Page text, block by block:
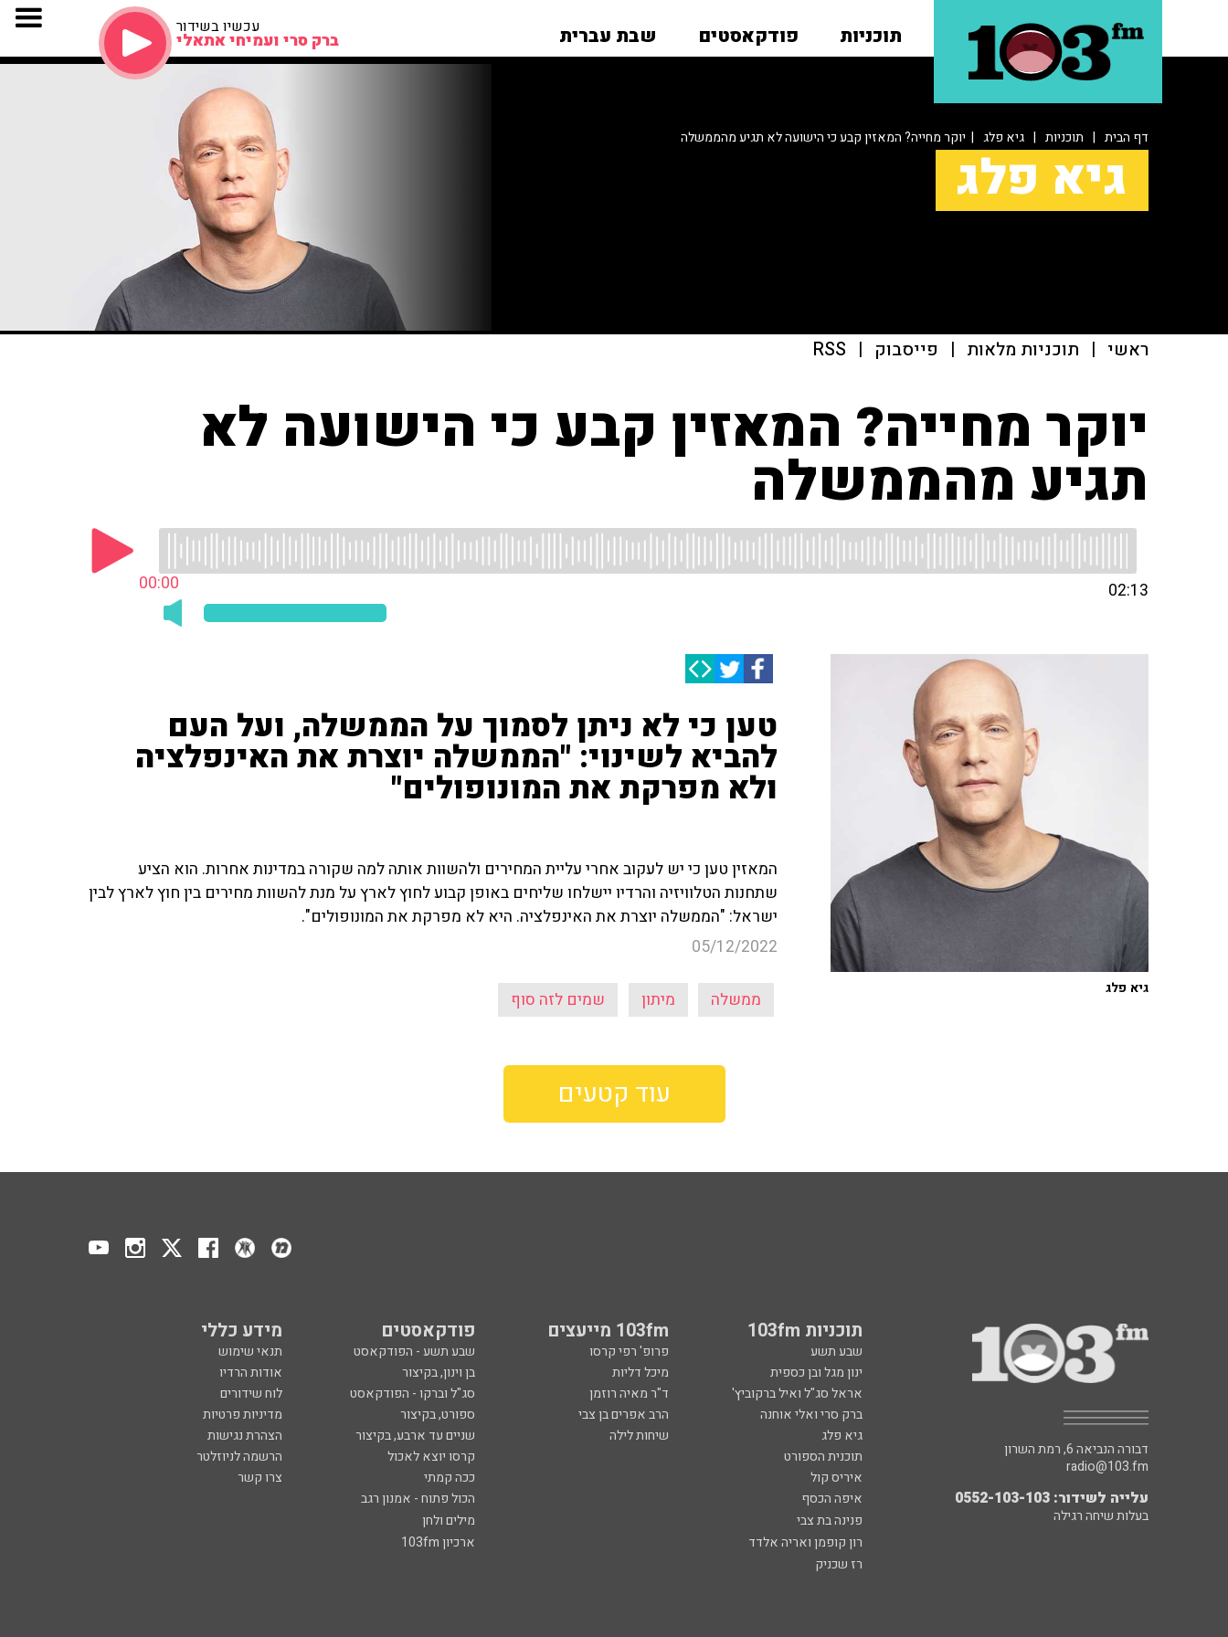
תוכניות פודקאסטים שבת עברית עכשיו בשידור
ברק סרי ועמיחי אתאלי
דף הבית | תוכניות | גיא פלג | יוקר מחייה? המאזין קבע כי הישועה לא תגיע מהממשלה
גיא פלג
ראשי | תוכניות מלאות | פייסבוק |
RSS
יוקר מחייה? המאזין קבע כי הישועה לא
תגיע מהממשלה
00:00 02:13
טען כי לא ניתן לסמוך על הממשלה, ועל העם
להביא לשינוי: "הממשלה יוצרת את האינפלציה
ולא מפרקת את המונופולים"
המאזין טען כי יש לעקוב אחרי עליית המחירים ולהשוות אותה למה שקורה במדינות אחרות. הוא הציע
שתחנות הטלוויזיה והרדיו יישלחו שליחים באופן קבוע לחוץ לארץ על מנת להשוות מחירים בין חוץ לארץ לבין
ישראל: "הממשלה יוצרת את האינפלציה. היא לא מפרקת את המונופולים".
05/12/2022
ממשלה מיתון שמים לזה סוף
גיא פלג
עוד קטעים
תוכניות 103fm 103fm מייעצים פודקאסטים מידע כללי
שבע תשע פרופ' רפי קרסו שבע תשע - הפודקאסט
תנאי שימוש
ינון מגל ובן כספית
מיכל דליות בן וינון, בקיצור
אודות הרדיו
אראל סג"ל ואיל ברקוביץ'
ד"ר מאיה רוזמן סג"ל וברקו - הפודקאסט
לוח שידורים
ברק סרי ואלי אוחנה
הרב אפרים בן צבי ספורט, בקיצור
מדיניות פרטיות
גיא פלג
שיחות לילה שניים עד ארבע, בקיצור
הצהרת נגישות
תוכנית הספורט
קרסו יוצא לאכול
הרשמה לניוזלטר
איריס קול
ככה קמתי
צרו קשר
איפה הכסף
הכול פתוח - אמנון רגב
פנינה בת צבי
מילים ולחן
רון קופמן ואריה אלדד
ארכיון 103fm
רז שכניק
דבורה הנביאה 6, רמת השרון
radio@103.fm
עלייה לשידור: 0552-103-103
בעלות שיחה רגילה